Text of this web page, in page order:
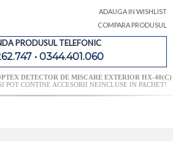
ADAUGA IN WISHLIST
COMPARA PRODUSUL
PRODUSUL TELEFONIC
• 0344.401.060
DETECTOR DE MISCARE EXTERIOR HX-40(C)
POT CONTINE ACCESORII NEINCLUSE IN PACHET!